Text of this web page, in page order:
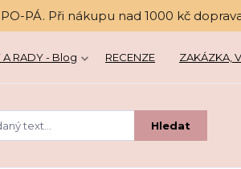
PÁ. Při nákupu nad 1000 kč
A RADY - Blog RECENZE ZAKÁZKA,
Hledat